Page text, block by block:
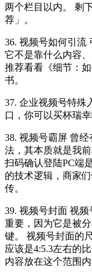
两个栏目以内。 剩
荐」。
36. 视频号如何引流
它不是靠什么内容
推荐看看《细节：
书。
37. 企业视频号特殊
口，你可以买杯瑞
38. 视频号霸屏 曾
法，其本质就是我
扫码确认登陆PC端
的技术逻辑，商家
传。
39. 视频号封面 视
重要，因为它是被
键。 视频号封面的
应该是4:5.3左右的
内容放在这个范围内